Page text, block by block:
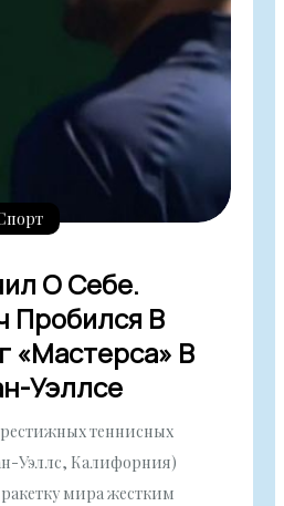
О Себе.
Пробился В
«Мастерса» В
Уэллсе
теннисных
Уэллс, Калифорния)
мира жестким